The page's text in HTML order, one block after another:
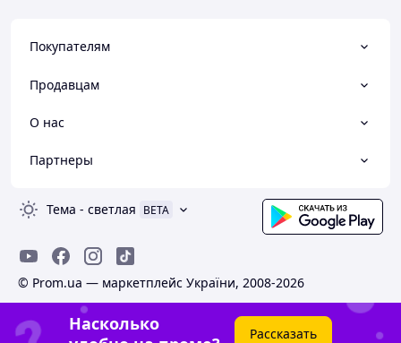
Покупателям
Продавцам
О нас
Партнеры
Тема - светлая BETA
© Prom.ua — маркетплейс України, 2008-2026
Насколько
Рассказать